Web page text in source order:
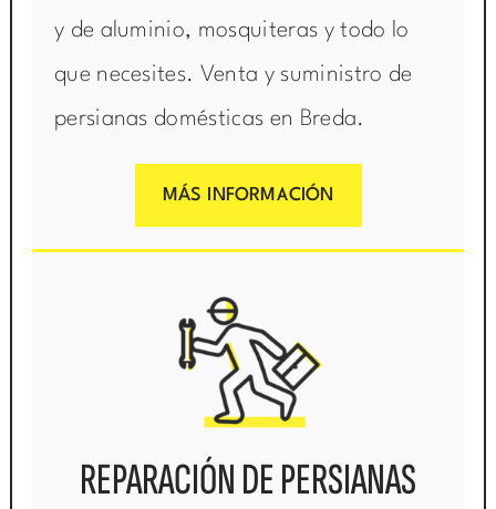
y de aluminio, mosquiteras y todo lo
que necesites. Venta y suministro de
persianas domésticas en Breda.
MÁS INFORMACIÓN
REPARACIÓN DE PERSIANAS